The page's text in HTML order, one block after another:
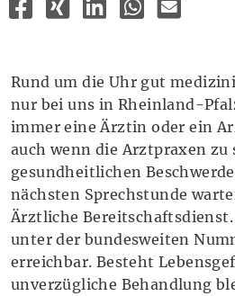
Rund um die Uhr gut
nur bei uns in Rheinland-
immer eine Ärztin oder ein
auch wenn die Arztpraxen zu
gesundheitlichen
nächsten Sprechstunde
Ärztliche
unter der bundesweiten
erreichbar. Besteht
unverzügliche Behandlung